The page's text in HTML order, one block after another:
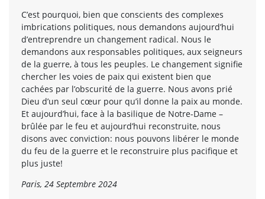
C’est pourquoi, bien que conscients des complexes
imbrications politiques, nous demandons aujourd’hui
d’entreprendre un changement radical. Nous le
demandons aux responsables politiques, aux seigneurs
de la guerre, à tous les peuples. Le changement signifie
chercher les voies de paix qui existent bien que
cachées par l’obscurité de la guerre. Nous avons prié
Dieu d’un seul cœur pour qu’il donne la paix au monde.
Et aujourd’hui, face à la basilique de Notre-Dame –
brûlée par le feu et aujourd’hui reconstruite, nous
disons avec conviction: nous pouvons libérer le monde
du feu de la guerre et le reconstruire plus pacifique et
plus juste!
Paris, 24 Septembre 2024